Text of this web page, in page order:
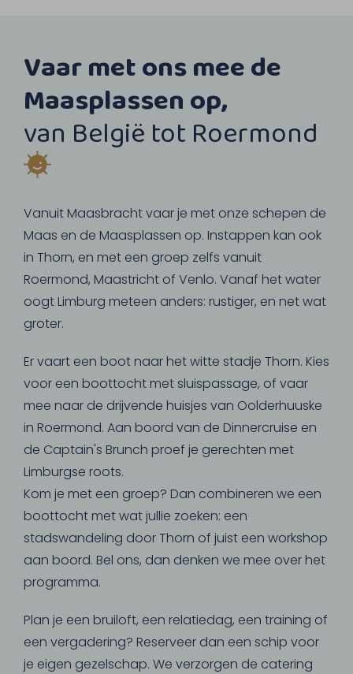
Vaar met ons mee de
Maasplassen op,
van België tot Roermond
Vanuit Maasbracht vaar je met onze schepen de
Maas en de Maasplassen op. Instappen kan ook
in Thorn, en met een groep zelfs vanuit
Roermond, Maastricht of Venlo. Vanaf het water
oogt Limburg meteen anders: rustiger, en net wat
groter.
Er vaart een boot naar het witte stadje Thorn. Kies
voor een boottocht met sluispassage, of vaar
mee naar de drijvende huisjes van Oolderhuuske
in Roermond. Aan boord van de Dinnercruise en
de Captain's Brunch proef je gerechten met
Limburgse roots.
Kom je met een groep? Dan combineren we een
boottocht met wat jullie zoeken: een
stadswandeling door Thorn of juist een workshop
aan boord. Bel ons, dan denken we mee over het
programma.
Plan je een bruiloft, een relatiedag, een training of
een vergadering? Reserveer dan een schip voor
je eigen gezelschap. We verzorgen de catering